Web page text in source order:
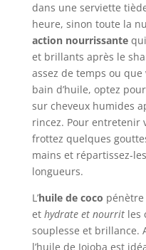
dans une serviette
heure, sinon toute la
action nourrissantequi
et brillants après le
assez de temps ou que
bain d’huile, optez
sur cheveux humides
rincez. Pour entretenir
frottez quelques
mains et répartissez-
longueurs.
L’huile de coco
et hydrate et nourritles
souplesse et brillance.
l’huile de Jojoba est